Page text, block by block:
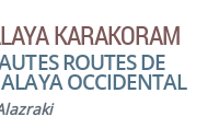
KARAKORAM
ROUTES DE
OCCIDENTAL